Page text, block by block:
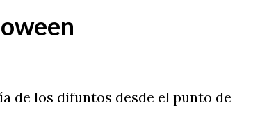
de los difuntos desde el punto de